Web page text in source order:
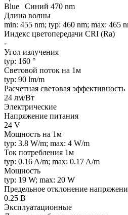
Blue | Синий 470 nm
Длина волны
min: 455 nm; typ: 460 nm; max: 465
Индекс цветопередачи CRI (Ra)
-
Угол излучения
typ: 160 °
Световой поток на 1м
typ: 90 lm/m
Расчетная световая эффективность
24 лм/Вт
Электрические
Напряжение питания
24 V
Мощность на 1м
typ: 3.8 W/m; max: 4 W/m
Ток потребления 1м
typ: 0.16 A/m; max: 0.17 A/m
Мощность
typ: 19 W; max: 20 W
Предельное отклонение
0.25 В
Эксплуатационные